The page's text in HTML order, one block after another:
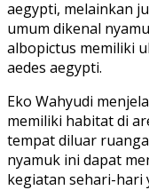
aegypti, melainkan
umum dikenal
albopictus memiliki
aedes aegypti.
Eko Wahyudi
memiliki habitat di
tempat diluar
nyamuk ini dapat
kegiatan sehari-hari